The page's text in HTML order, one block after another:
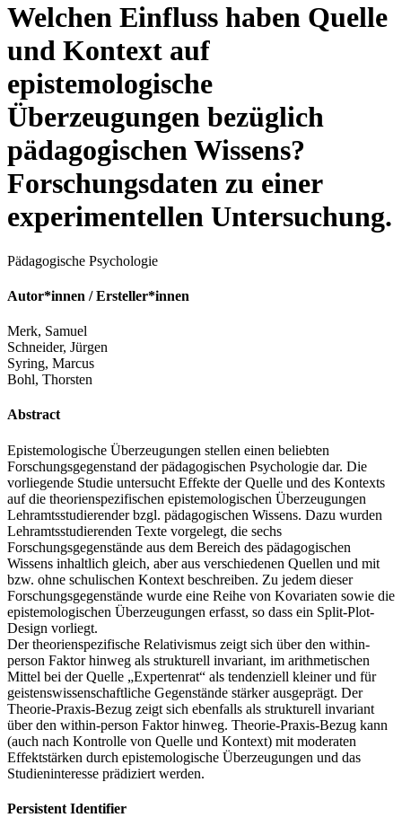
Welchen Einfluss haben Quelle
und Kontext auf
epistemologische
Überzeugungen bezüglich
pädagogischen Wissens?
Forschungsdaten zu einer
experimentellen Untersuchung.
Pädagogische Psychologie
Autor*innen / Ersteller*innen
Merk, Samuel
Schneider, Jürgen
Syring, Marcus
Bohl, Thorsten
Abstract
Epistemologische Überzeugungen stellen einen beliebten
Forschungsgegenstand der pädagogischen Psychologie dar. Die
vorliegende Studie untersucht Effekte der Quelle und des Kontexts
auf die theorienspezifischen epistemologischen Überzeugungen
Lehramtsstudierender bzgl. pädagogischen Wissens. Dazu wurden
Lehramtsstudierenden Texte vorgelegt, die sechs
Forschungsgegenstände aus dem Bereich des pädagogischen
Wissens inhaltlich gleich, aber aus verschiedenen Quellen und mit
bzw. ohne schulischen Kontext beschreiben. Zu jedem dieser
Forschungsgegenstände wurde eine Reihe von Kovariaten sowie die
epistemologischen Überzeugungen erfasst, so dass ein Split-Plot-
Design vorliegt.
Der theorienspezifische Relativismus zeigt sich über den within-
person Faktor hinweg als strukturell invariant, im arithmetischen
Mittel bei der Quelle „Expertenrat“ als tendenziell kleiner und für
geistenswissenschaftliche Gegenstände stärker ausgeprägt. Der
Theorie-Praxis-Bezug zeigt sich ebenfalls als strukturell invariant
über den within-person Faktor hinweg. Theorie-Praxis-Bezug kann
(auch nach Kontrolle von Quelle und Kontext) mit moderaten
Effektstärken durch epistemologische Überzeugungen und das
Studieninteresse prädiziert werden.
Persistent Identifier